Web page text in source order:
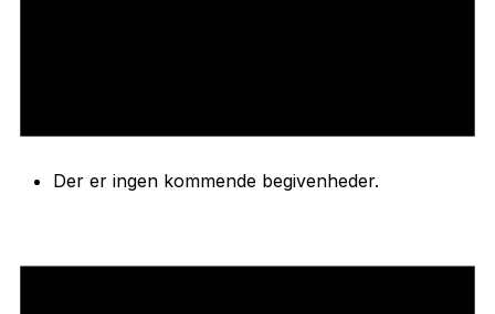
Der er ingen kommende begivenheder.